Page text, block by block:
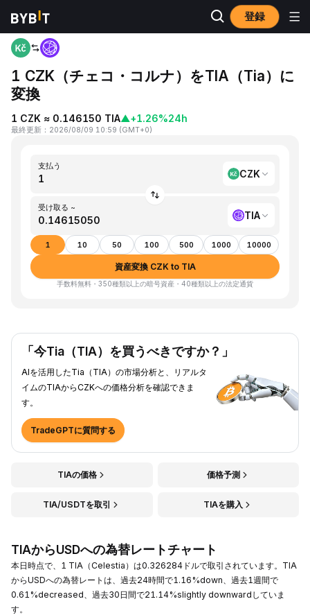
登録
ホーム CZK to TIA
1 CZK（チェコ・コルナ）をTIA（Tia）に
変換
1 CZK ≈ 0.146150 TIA▲+1.26%24h
最終更新 ： 2026/08/09 10:59 (GMT+0)
支払う
CZK
受け取る ~
TIA
1 10 50 100 500 1000 10000
資産変換 CZK to TIA
手数料無料・350種類以上の暗号資産・40種類以上の法定通貨
「今Tia（TIA）を買うべきですか？」
AIを活用したTia（TIA）の市場分析と、リアルタ
イムのTIAからCZKへの価格分析を確認できま
す。
TradeGPTに質問する
TIAの価格 価格予測
TIA/USDTを取引 TIAを購入
TIAからUSDへの為替レートチャート
本日時点で、1 TIA（Celestia）は0.326284ドルで取引されています。TIA
からUSDへの為替レートは、過去24時間で1.16%down、過去1週間で
0.61%decreased、過去30日間で21.14%slightly downwardしていま
す。